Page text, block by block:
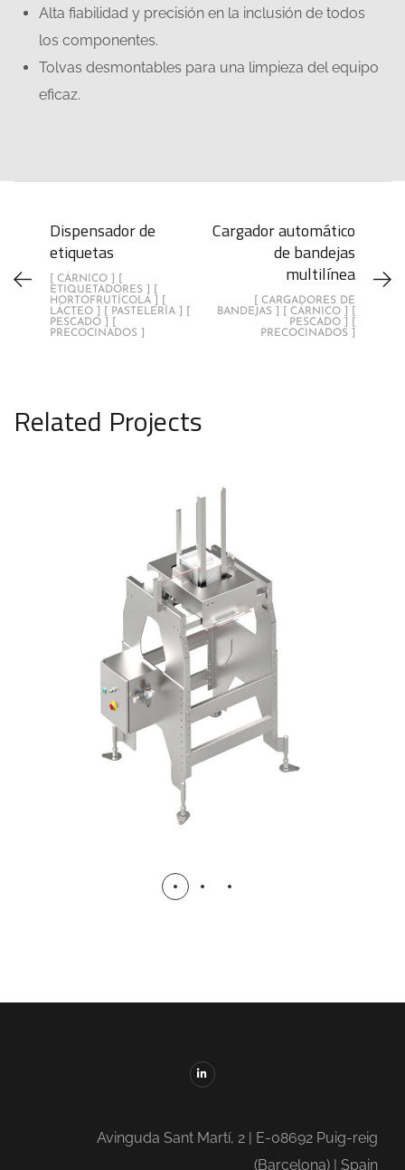
Alta fiabilidad y precisión en la inclusión de todos
los componentes.
Tolvas desmontables para una limpieza del equipo
eficaz.
Dispensador de
etiquetas
[ CÁRNICO ] [
ETIQUETADORES ] [
HORTOFRUTÍCOLA ] [
LÁCTEO ] [ PASTELERÍA ] [
PESCADO ] [
PRECOCINADOS ]
Cargador automático
de bandejas
multilínea
[ CARGADORES DE
BANDEJAS ] [ CÁRNICO ] [
PESCADO ] [
PRECOCINADOS ]
Related Projects
Desapilador de bandejas
CÁRNICO
DESAPILADORES
HORTOFRUTÍCOLA
LÁCTEO
PASTELERÍA
PESCADO
PRECOCINADOS
Avinguda Sant Martí, 2 | E-08692 Puig-reig
(Barcelona) | Spain